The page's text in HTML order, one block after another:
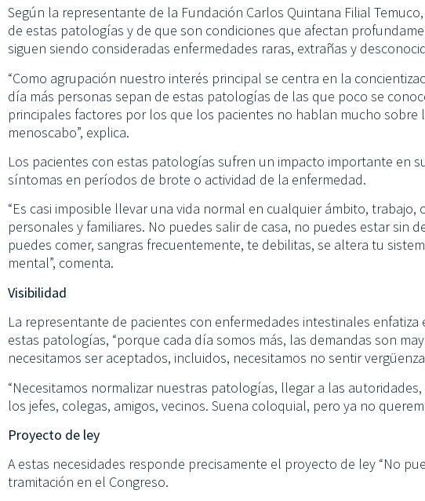
Según la representante de la Fundación Carlos Quintana Filial
de estas patologías y de que son condiciones que afectan
siguen siendo consideradas enfermedades raras, extrañas y
“Como agrupación nuestro interés principal se centra en la
día más personas sepan de estas patologías de las que poco se
principales factores por los que los pacientes no hablan mucho sobre
menoscabo”, explica.
Los pacientes con estas patologías sufren un impacto importante en
síntomas en períodos de brote o actividad de la enfermedad.
“Es casi imposible llevar una vida normal en cualquier ámbito, trabajo,
personales y familiares. No puedes salir de casa, no puedes estar sin
puedes comer, sangras frecuentemente, te debilitas, se altera tu
mental”, comenta.
Visibilidad
La representante de pacientes con enfermedades intestinales enfatiza
estas patologías, “porque cada día somos más, las demandas son
necesitamos ser aceptados, incluidos, necesitamos no sentir
“Necesitamos normalizar nuestras patologías, llegar a las
los jefes, colegas, amigos, vecinos. Suena coloquial, pero ya no
Proyecto de ley
A estas necesidades responde precisamente el proyecto de ley “No
tramitación en el Congreso.